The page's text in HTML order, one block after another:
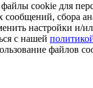
файлы cookie для
сообщений, сбора
настройки и/
с нашей
файлов